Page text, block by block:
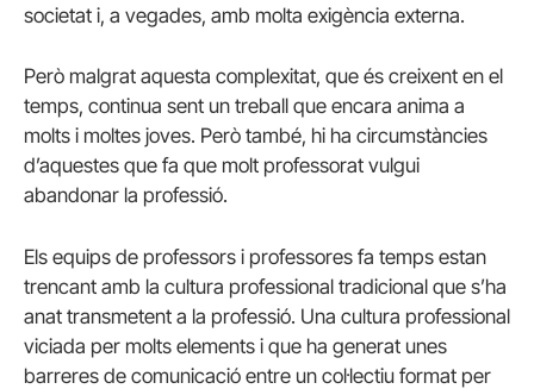
societat i, a vegades, amb molta exigència externa.
Però malgrat aquesta complexitat, que és creixent en el
temps, continua sent un treball que encara anima a
molts i moltes joves. Però també, hi ha circumstàncies
d’aquestes que fa que molt professorat vulgui
abandonar la professió.
Els equips de professors i professores fa temps estan
trencant amb la cultura professional tradicional que s’ha
anat transmetent a la professió. Una cultura professional
viciada per molts elements i que ha generat unes
barreres de comunicació entre un col·lectiu format per